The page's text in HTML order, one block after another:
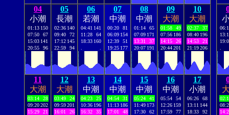
04
小潮
01:13 150
07:50
67
15:03 141
20:55
96
05
長潮
02:36 140
09:40
72
17:12 145
22:59
94
06
若潮
04:41 141
11:28
64
18:33 160
07
中潮
00:20
81
06:09 154
12:39
51
19:25 177
08
中潮
01:14
65
07:09 171
13:31
37
20:07 191
09
大潮
01:58
49
07:56 186
14:15
26
20:44201
10
大潮
02:37
37
08:40 196
14:53
21
21:19206
11
大潮
03:14
28
09:20202
15:29
21
12
大潮
03:49
24
09:59201
16:01
26
13
中潮
04:23
25
10:36 196
16:32
35
14
中潮
04:54
31
11:13 186
17:01
48
15
中潮
05:24
41
11:49 173
17:30
62
16
中潮
05:54
54
12:26 159
17:59
77
17
小潮
06:26
68
13:11 144
18:33
92